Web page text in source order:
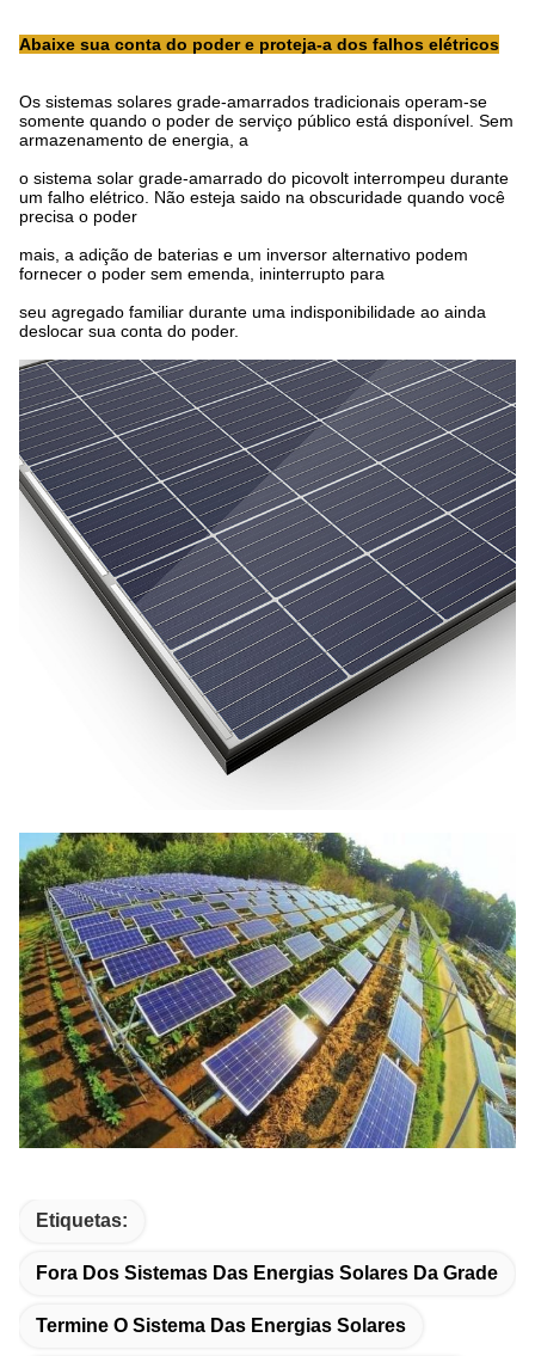
Abaixe sua conta do poder e proteja-a dos falhos elétricos
Os sistemas solares grade-amarrados tradicionais operam-se
somente quando o poder de serviço público está disponível. Sem
armazenamento de energia, a
o sistema solar grade-amarrado do picovolt interrompeu durante
um falho elétrico. Não esteja saido na obscuridade quando você
precisa o poder
mais, a adição de baterias e um inversor alternativo podem
fornecer o poder sem emenda, ininterrupto para
seu agregado familiar durante uma indisponibilidade ao ainda
deslocar sua conta do poder.
Etiquetas:
Fora Dos Sistemas Das Energias Solares Da Grade
Termine O Sistema Das Energias Solares